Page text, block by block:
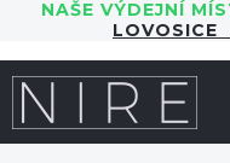
NAŠE VÝDEJNÍ
LOVOSICE